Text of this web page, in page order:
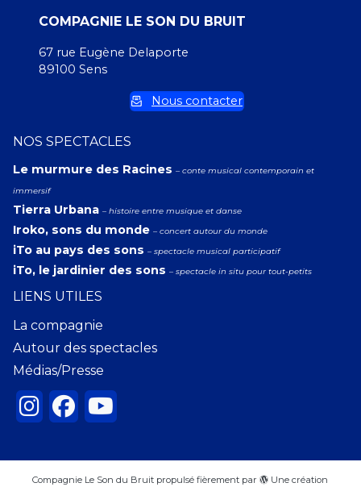
COMPAGNIE LE SON DU BRUIT
67 rue Eugène Delaporte
89100 Sens
Nous contacter
NOS SPECTACLES
Le murmure des Racines – conte musical contemporain et
immersif
Tierra Urbana – histoire entre musique et danse
Iroko, sons du monde – concert autour du monde
iTo au pays des sons – spectacle musical participatif
iTo, le jardinier des sons – spectacle in situ pour tout-petits
LIENS UTILES
La compagnie
Autour des spectacles
Médias/Presse
Compagnie Le Son du Bruit propulsé fièrement par
Une création